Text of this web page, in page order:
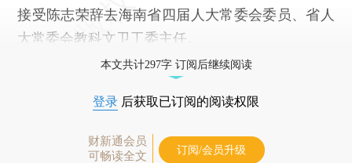
接受陈志荣辞去海南省四届人大常委会委员、省人
大常委会教科文卫工委主任。
本文共计297字 订阅后继续阅读
登录 后获取已订阅的阅读权限
财新通会员
可畅读全文
订阅/会员升级